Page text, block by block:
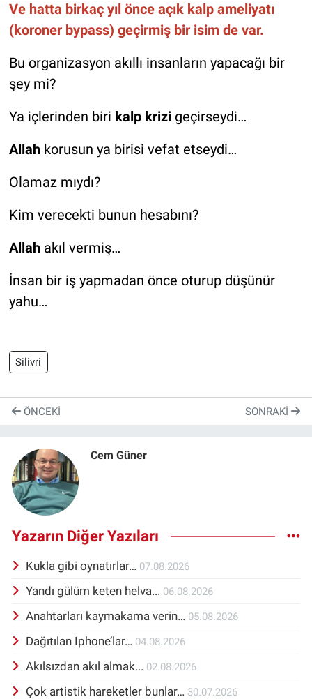
Ve hatta birkaç yıl önce açık kalp ameliyatı
(koroner bypass) geçirmiş bir isim de var.
Bu organizasyon akıllı insanların yapacağı bir
şey mi?
Ya içlerinden biri kalp krizigeçirseydi…
Allahkorusun ya birisi vefat etseydi…
Olamaz mıydı?
Kim verecekti bunun hesabını?
Allahakıl vermiş…
İnsan bir iş yapmadan önce oturup düşünür
yahu…
Silivri
ÖNCEKI SONRAKI
Cem Güner
Yazarın Diğer Yazıları
Kukla gibi oynatırlar… 07.08.2026
Yandı gülüm keten helva... 06.08.2026
Anahtarları kaymakama verin… 05.08.2026
Dağıtılan Iphone’lar… 04.08.2026
Akılsızdan akıl almak... 02.08.2026
Çok artistik hareketler bunlar… 30.07.2026